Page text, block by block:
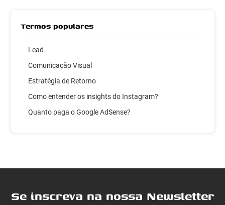
Termos populares
Lead
Comunicação Visual
Estratégia de Retorno
Como entender os insights do Instagram?
Quanto paga o Google AdSense?
Se inscreva na nossa Newsletter